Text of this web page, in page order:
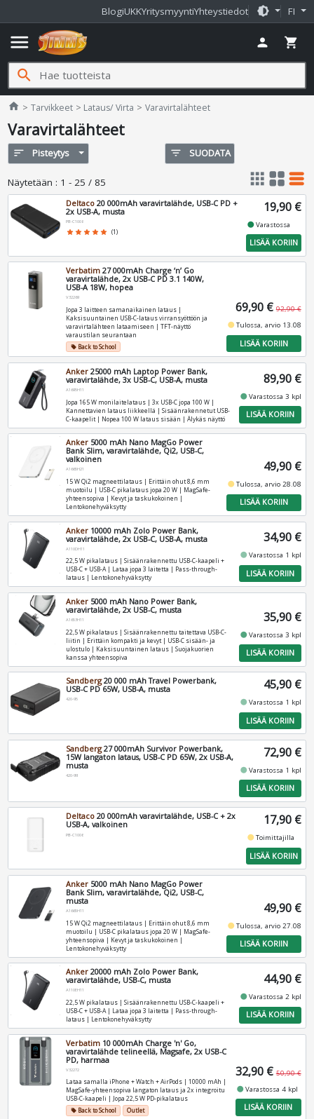
BlogiUKKYritysmyyntiYhteystiedot brightness_medium FI
menu person shopping_cart
search
home Jimms.fi
Tarvikkeet Lataus/ Virta Varavirtalähteet
Varavirtalähteet
sort Pisteytys filter_list SUODATA
Näytetään : 1 - 25 / 85 apps grid_view table_rows
Deltaco 20 000mAh varavirtalähde, USB-C PD +
2x USB-A, musta
PB-C1008
star star star star star (1)
19,90 €
fiber_manual_recordVarastossa
LISÄÄ KORIIN
Verbatim 27 000mAh Charge ‘n’ Go
varavirtalähde, 2x USB-C PD 3.1 140W,
USB-A 18W, hopea
V32269
Jopa 3 laitteen samanaikainen lataus |
Kaksisuuntainen USB-C-lataus virransyöttöön ja
varavirtalähteen lataamiseen | TFT-näyttö
varaustilan seurantaan
local_offerBack to School
69,90 € 92,90 €
fiber_manual_recordTulossa, arvio 13.08
LISÄÄ KORIIN
Anker 25000 mAh Laptop Power Bank,
varavirtalähde, 3x USB-C, USB-A, musta
A1695H11
Jopa 165 W monilaitelataus | 3x USB-C jopa 100 W |
Kannettavien lataus liikkeellä | Sisäänrakennetut USB-
C-kaapelit | Nopea 100 W lataus sisään | Älykäs näyttö
89,90 €
fiber_manual_recordVarastossa 3 kpl
LISÄÄ KORIIN
Anker 5000 mAh Nano MagGo Power
Bank Slim, varavirtalähde, Qi2, USB-C,
valkoinen
A1665H21
15 W Qi2 magneettilataus | Erittäin ohut 8,6 mm
muotoilu | USB-C pikalataus jopa 20 W | MagSafe-
yhteensopiva | Kevyt ja taskukokoinen |
Lentokonehyväksytty
49,90 €
fiber_manual_recordTulossa, arvio 28.08
LISÄÄ KORIIN
Anker 10000 mAh Zolo Power Bank,
varavirtalähde, 2x USB-C, USB-A, musta
A110DH11
22,5 W pikalataus | Sisäänrakennettu USB-C-kaapeli +
USB-C + USB-A | Lataa jopa 3 laitetta | Pass-through-
lataus | Lentokonehyväksytty
34,90 €
fiber_manual_recordVarastossa 1 kpl
LISÄÄ KORIIN
Anker 5000 mAh Nano Power Bank,
varavirtalähde, 2x USB-C, musta
A1653H11
22,5 W pikalataus | Sisäänrakennettu taitettava USB-C-
liitin | Erittäin kompakti ja kevyt | USB-C sisään- ja
ulostulo | Kaksisuuntainen lataus | Suojakuorien
kanssa yhteensopiva
35,90 €
fiber_manual_recordVarastossa 3 kpl
LISÄÄ KORIIN
Sandberg20 000 mAh Travel Powerbank,
USB-C PD 65W, USB-A, musta
420-95
45,90 €
fiber_manual_recordVarastossa 1 kpl
LISÄÄ KORIIN
Sandberg27 000mAh Survivor Powerbank,
15W langaton lataus, USB-C PD 65W, 2x USB-A,
musta
420-99
72,90 €
fiber_manual_recordVarastossa 1 kpl
LISÄÄ KORIIN
Deltaco 20 000mAh varavirtalähde, USB-C + 2x
USB-A, valkoinen
PB-C1006
17,90 €
fiber_manual_recordToimittajilla
LISÄÄ KORIIN
Anker 5000 mAh Nano MagGo Power
Bank Slim, varavirtalähde, Qi2, USB-C,
musta
A1665H11
15 W Qi2 magneettilataus | Erittäin ohut 8,6 mm
muotoilu | USB-C pikalataus jopa 20 W | MagSafe-
yhteensopiva | Kevyt ja taskukokoinen |
Lentokonehyväksytty
49,90 €
fiber_manual_recordTulossa, arvio 27.08
LISÄÄ KORIIN
Anker 20000 mAh Zolo Power Bank,
varavirtalähde, USB-C, musta
A110EH11
22,5 W pikalataus | Sisäänrakennettu USB-C-kaapeli +
USB-C + USB-A | Lataa jopa 3 laitetta | Pass-through-
lataus | Lentokonehyväksytty
44,90 €
fiber_manual_recordVarastossa 2 kpl
LISÄÄ KORIIN
Verbatim 10 000mAh Charge 'n' Go,
varavirtalähde telineellä, Magsafe, 2x USB-C
PD, harmaa
V32272
Lataa samalla iPhone + Watch + AirPods | 10000 mAh |
MagSafe-yhteensopiva langaton lataus ja 2x integroitu
USB-C-kaapeli | Jopa 22,5 W PD-pikalataus
local_offerBack to School Outlet
32,90 € 50,90 €
fiber_manual_recordVarastossa 4 kpl
LISÄÄ KORIIN